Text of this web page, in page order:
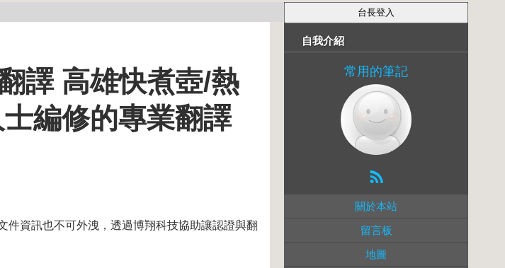
譯 高雄快煮壺/熱
編修的專業翻譯
件資訊也不可外洩，透過博翔科技協助讓認證與翻
自我介紹
常用的筆記
關於本站
留言板
地圖